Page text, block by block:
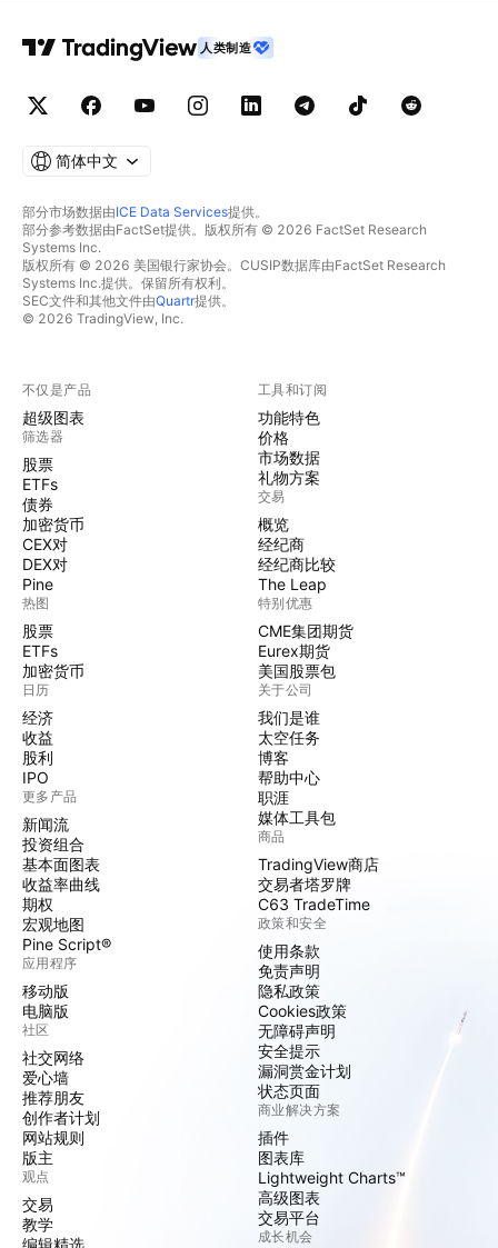
人类制造
简体中文
部分市场数据由ICE Data Services提供。
部分参考数据由FactSet提供。版权所有 © 2026 FactSet Research
Systems Inc.
版权所有 © 2026 美国银行家协会。CUSIP数据库由FactSet Research
Systems Inc.提供。保留所有权利。
SEC文件和其他文件由Quartr提供。
© 2026 TradingView, Inc.
不仅是产品
超级图表
筛选器
股票
ETFs
债券
加密货币
CEX对
DEX对
Pine
热图
股票
ETFs
加密货币
日历
经济
收益
股利
IPO
更多产品
新闻流
投资组合
基本面图表
收益率曲线
期权
宏观地图
Pine Script®
应用程序
移动版
电脑版
社区
社交网络
爱心墙
推荐朋友
创作者计划
网站规则
版主
观点
交易
教学
编辑精选
工具和订阅
功能特色
价格
市场数据
礼物方案
交易
概览
经纪商
经纪商比较
The Leap
特别优惠
CME集团期货
Eurex期货
美国股票包
关于公司
我们是谁
太空任务
博客
帮助中心
职涯
媒体工具包
商品
TradingView商店
交易者塔罗牌
C63 TradeTime
政策和安全
使用条款
免责声明
隐私政策
Cookies政策
无障碍声明
安全提示
漏洞赏金计划
状态页面
商业解决方案
插件
图表库
Lightweight Charts™
高级图表
交易平台
成长机会